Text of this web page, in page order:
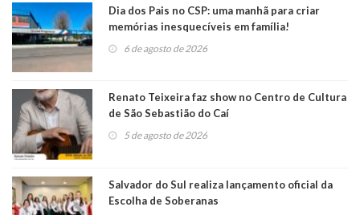
Dia dos Pais no CSP: uma manhã para criar
memórias inesquecíveis em família!
6 de agosto de 2026
Renato Teixeira faz show no Centro de Cultura
de São Sebastião do Caí
5 de agosto de 2026
Salvador do Sul realiza lançamento oficial da
Escolha de Soberanas